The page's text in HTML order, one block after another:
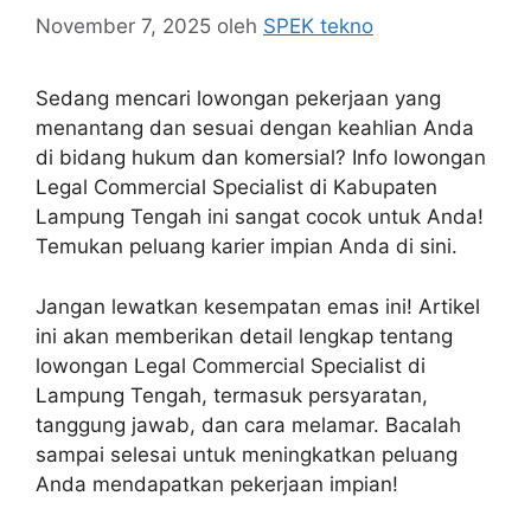
November 7, 2025 oleh SPEK tekno
Sedang mencari lowongan pekerjaan yang
menantang dan sesuai dengan keahlian Anda
di bidang hukum dan komersial? Info lowongan
Legal Commercial Specialist di Kabupaten
Lampung Tengah ini sangat cocok untuk Anda!
Temukan peluang karier impian Anda di sini.
Jangan lewatkan kesempatan emas ini! Artikel
ini akan memberikan detail lengkap tentang
lowongan Legal Commercial Specialist di
Lampung Tengah, termasuk persyaratan,
tanggung jawab, dan cara melamar. Bacalah
sampai selesai untuk meningkatkan peluang
Anda mendapatkan pekerjaan impian!